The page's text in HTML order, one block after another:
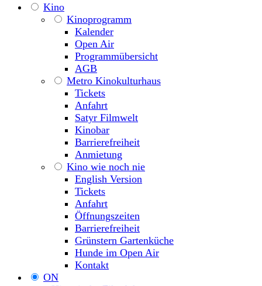
Kino
Kinoprogramm
Kalender
Open Air
Programmübersicht
AGB
Metro Kinokulturhaus
Tickets
Anfahrt
Satyr Filmwelt
Kinobar
Barrierefreiheit
Anmietung
Kino wie noch nie
English Version
Tickets
Anfahrt
Öffnungszeiten
Barrierefreiheit
Grünstern Gartenküche
Hunde im Open Air
Kontakt
ON